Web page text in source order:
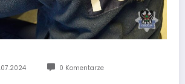
0 Komentarze